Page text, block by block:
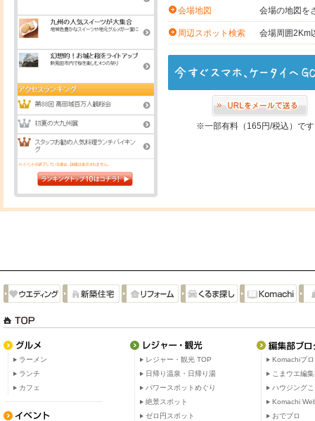
会場地図 会場の地図を
周辺スポット検索 会場周囲2Km
※一部有料（165円/税込）で
ラーメン
ランチ
カフェ
レジャー・観光 TOP
日帰り温泉・日帰り湯
パワースポットめぐり
絶景スポット
ゼロ円スポット
Komachiブ
こまウエ編
ハウジング
Komachi
おでブロ